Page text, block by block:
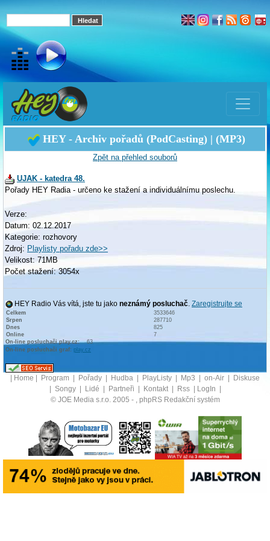
HEY - Archiv pořadů (PodCasting) | (MP3)
Zpět na přehled souborů
UJAK - katedra 48.
Pořady HEY Radia - určeno ke stažení a individuálnímu poslechu.
Verze:
Datum: 02.12.2017
Kategorie: rozhovory
Zdroj: Playlisty pořadu zde>>
Velikost: 71MB
Počet stažení: 3054x
HEY Radio Vás vítá, jste tu jako neznámý posluchač. Zaregistrujte se
Celkem
3533646
Srpen
287710
Dnes
825
Online
7
On-line posluchači play.cz:
63
On-line posluchači graf: play.cz
Home Program Pořady Hudba PlayListy Mp3 on-Air
Diskuse
Songy Lidé Partneři Kontakt Rss LogIn
© JOE Media s.r.o. 2005 - , phpRS Redakční systém